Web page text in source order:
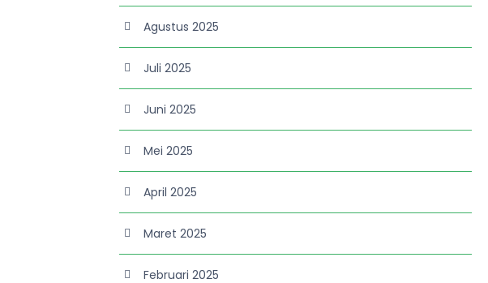
Agustus 2025
Juli 2025
Juni 2025
Mei 2025
April 2025
Maret 2025
Februari 2025